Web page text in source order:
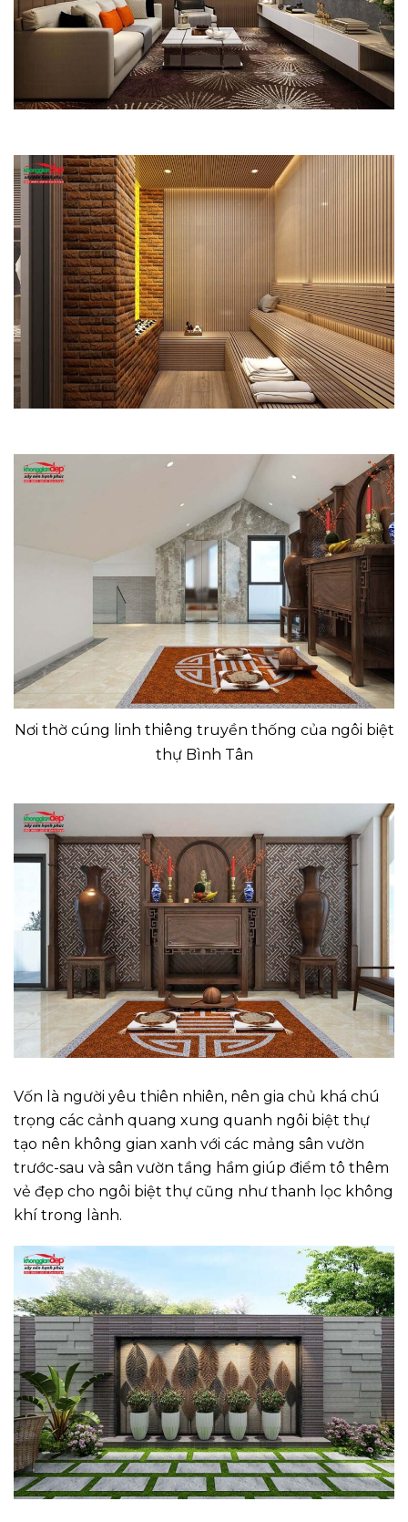
Nơi thờ cúng linh thiêng truyền thống của ngôi biệt
thự Bình Tân
Vốn là người yêu thiên nhiên, nên gia chủ khá chú
trọng các cảnh quang xung quanh ngôi biệt thự
tạo nên không gian xanh với các mảng sân vườn
trước-sau và sân vườn tầng hầm giúp điểm tô thêm
vẻ đẹp cho ngôi biệt thự cũng như thanh lọc không
khí trong lành.